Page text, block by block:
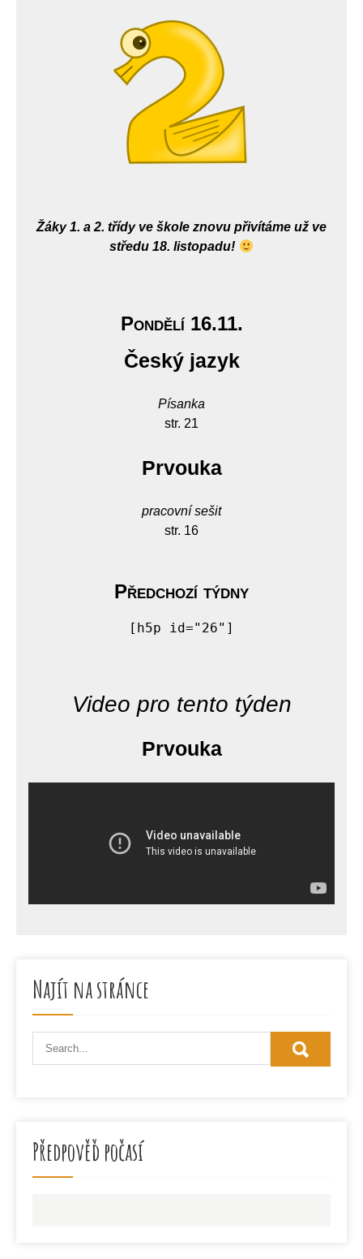
Žáky 1. a 2. třídy ve škole znovu přivítáme už ve
středu 18. listopadu!
Pondělí 16.11.
Český jazyk
Písanka
str. 21
Prvouka
pracovní sešit
str. 16
Předchozí týdny
[h5p id="26"]
Video pro tento týden
Prvouka
Najít na stránce
Předpověď počasí